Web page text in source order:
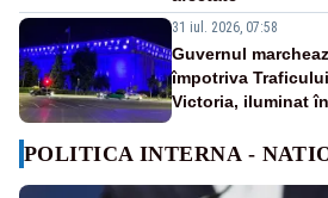
31 iul. 2026, 07:58
Guvernul
împotriva
Victoria, iluminat
POLITICA INTERNA -